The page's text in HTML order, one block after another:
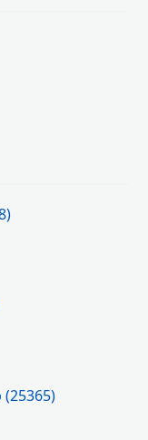
(25365)